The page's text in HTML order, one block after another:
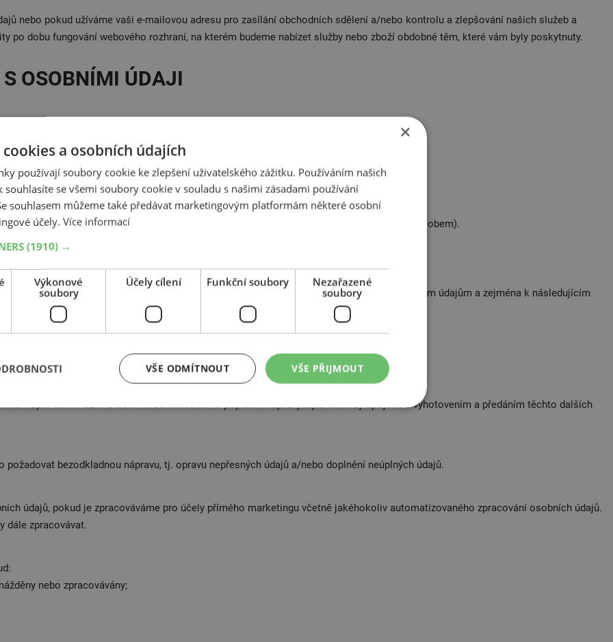
nebo pokud užíváme vaši e-mailovou adresu pro zasílání obchodních sdělení a/nebo kontrolu a zlepšování našich služeb a
po dobu fungování webového rozhraní, na kterém budeme nabízet služby nebo zboží obdobné těm, které vám byly poskytnuty.
OSOBNÍMI ÚDAJI
(tj. bez jiného zákonného důvodu), můžete tento souhlas kdykoliv odvolat.
kdykoliv, a to:
adresu;
e-mailu obsahujícím obchodní sdělení (kliknutím na odhlašovací odkaz nebo jiným způsobem).
do doby odvolání souhlasu se zpracováním.
osobních údajů. Pokud vaše údaje zpracováváme, máte právo na přístup k těmto osobním údajům a zejména k následujícím
kopie vám můžeme účtovat administrativní poplatek nepřevyšující náklady spojené s vyhotovením a předáním těchto dalších
bezodkladnou nápravu, tj. opravu nepřesných údajů a/nebo doplnění neúplných údajů.
údajů, pokud je zpracováváme pro účely přímého marketingu včetně jakéhokoliv automatizovaného zpracování osobních údajů.
dále zpracovávat.
nebo zpracovávány;
×
a osobních údajích
používají soubory cookie ke zlepšení uživatelského zážitku. Používáním našich
souhlasíte se všemi soubory cookie v souladu s našimi zásadami používání
souhlasem můžeme také předávat marketingovým platformám některé osobní
účely. Více informací
(1910) →
Výkonové
soubory
Účely cílení Funkční soubory
Nezařazené
soubory
VŠE PŘIJMOUT
VŠE ODMÍTNOUT